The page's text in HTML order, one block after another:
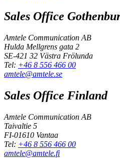
Sales Office
Amtele Communication AB
Hulda Mellgrens gata 2
SE-421 32 Västra Frölunda
Tel: +46 8 556 466 00
amtele@amtele.se
Sales Office Finland
Amtele Communication AB
Taivaltie 5
FI-01610 Vantaa
Tel: +46 8 556 466 00
amtele@amtele.fi